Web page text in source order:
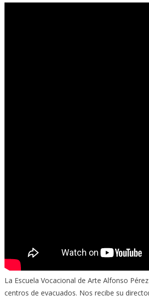
La Escuela Vocacional de Arte Alfonso
centros de evacuados. Nos recibe su